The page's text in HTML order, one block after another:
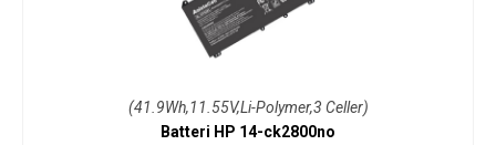
(41.9Wh,11.55V,Li-Polymer,3 Celler)
Batteri HP 14-ck2800no